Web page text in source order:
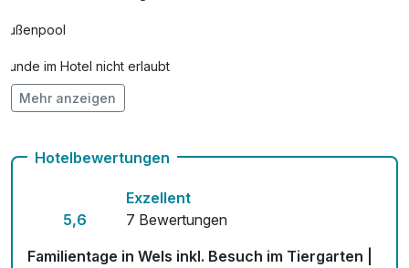
Außenpool
Hunde im Hotel nicht erlaubt
Check-out bis 12 Uhr
Kostenloses W-LAN
Zimmerservice verfügbar
Mehr anzeigen
Hotelbewertungen
5,6
Exzellent
7 Bewertungen
Familientage in Wels inkl. Besuch im Tiergarten |